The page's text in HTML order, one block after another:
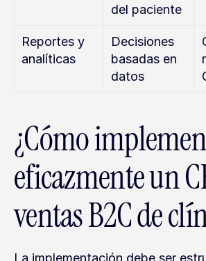
del paciente
Reportes y
analíticas
Decisiones
basadas en
datos
¿Cómo
eficazmente un
ventas B2C de
La implementación debe ser